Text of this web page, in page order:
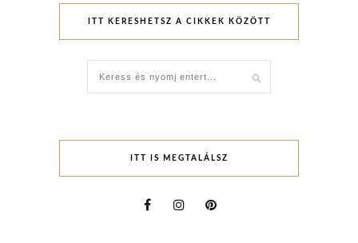
ITT KERESHETSZ A CIKKEK KÖZÖTT
ITT IS MEGTALÁLSZ